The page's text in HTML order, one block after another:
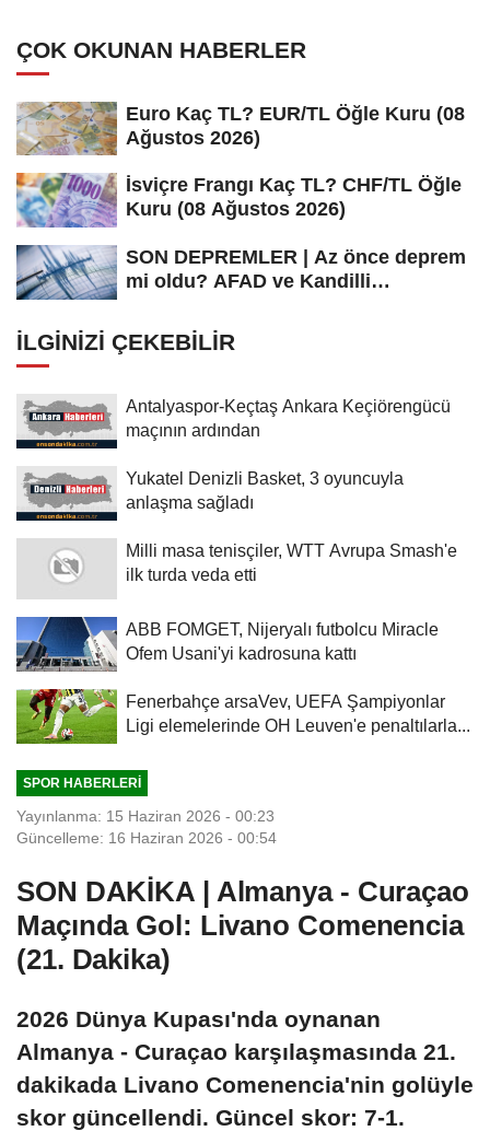
ÇOK OKUNAN HABERLER
Euro Kaç TL? EUR/TL Öğle Kuru (08
Ağustos 2026)
İsviçre Frangı Kaç TL? CHF/TL Öğle
Kuru (08 Ağustos 2026)
SON DEPREMLER | Az önce deprem
mi oldu? AFAD ve Kandilli
İLGINIZI ÇEKEBILIR
Antalyaspor-Keçtaş Ankara Keçiörengücü
maçının ardından
Yukatel Denizli Basket, 3 oyuncuyla
anlaşma sağladı
Milli masa tenisçiler, WTT Avrupa Smash'e
ilk turda veda etti
ABB FOMGET, Nijeryalı futbolcu Miracle
Ofem Usani'yi kadrosuna kattı
Fenerbahçe arsaVev, UEFA Şampiyonlar
Ligi elemelerinde OH Leuven'e penaltılarla...
SPOR HABERLERI
Yayınlanma: 15 Haziran 2026 - 00:23
Güncelleme: 16 Haziran 2026 - 00:54
SON DAKİKA | Almanya - Curaçao
Maçında Gol: Livano Comenencia
(21. Dakika)
2026 Dünya Kupası'nda oynanan
Almanya - Curaçao karşılaşmasında 21.
dakikada Livano Comenencia'nin golüyle
skor güncellendi. Güncel skor: 7-1.